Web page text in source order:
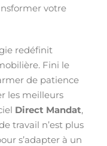
votre
redéfinit
Fini le
de patience
les meilleurs
Direct Mandat,
travail n’est plus
s’adapter à un